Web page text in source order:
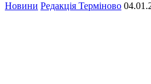
Новини Редакція Терміново